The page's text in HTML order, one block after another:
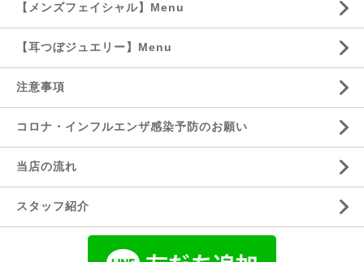
【メンズフェイシャル】Menu
【耳つぼジュエリー】Menu
注意事項
コロナ・インフルエンザ感染予防のお願い
当店の流れ
スタッフ紹介